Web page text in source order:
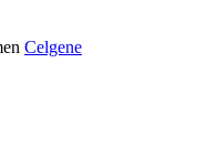
Celgene